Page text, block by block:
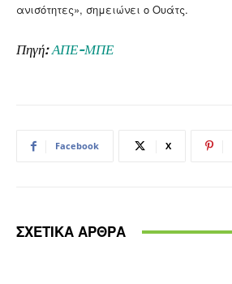
ανισότητες», σημειώνει ο Ουάτς.
Πηγή:ΑΠΕ-ΜΠΕ
Facebook X
ΣΧΕΤΙΚΑ ΑΡΘΡΑ